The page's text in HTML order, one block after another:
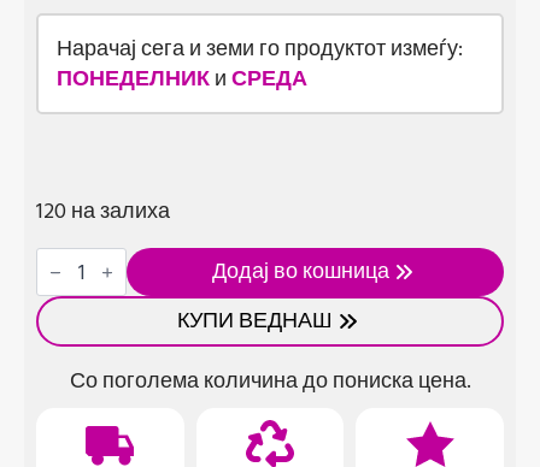
Нарачај сега и земи го продуктот измеѓу:
ПОНЕДЕЛНИК и СРЕДА
120 на залиха
Метални
лажици
за
сладолед
количина
Додај во кошница
КУПИ ВЕДНАШ
Со поголема количина до пониска цена.